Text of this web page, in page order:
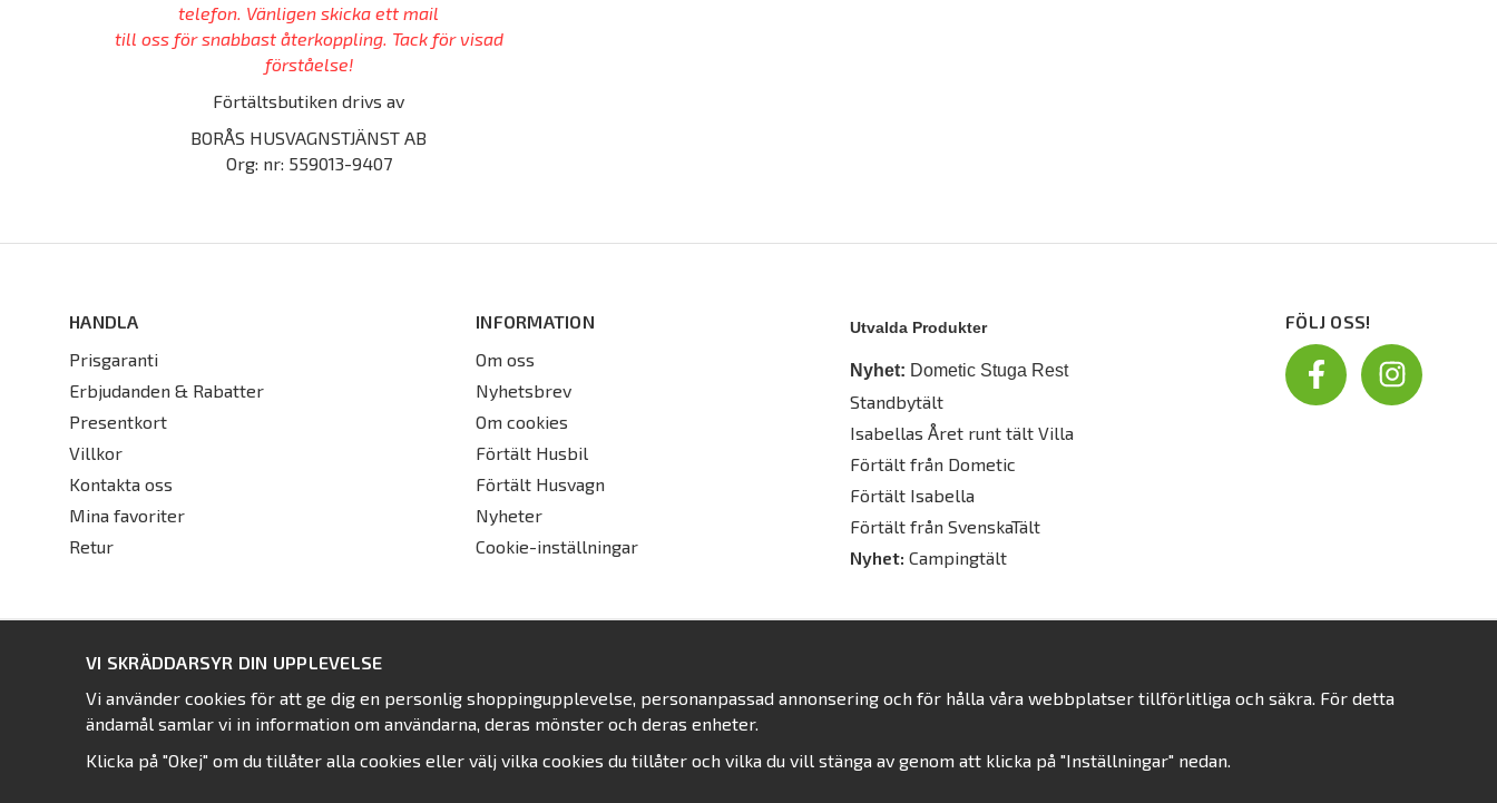
telefon. Vänligen skicka ett mail
till oss för snabbast återkoppling. Tack för visad
förståelse!
Förtältsbutiken drivs av
BORÅS HUSVAGNSTJÄNST AB
Org: nr: 559013-9407
HANDLA
Prisgaranti
Erbjudanden & Rabatter
Presentkort
Villkor
Kontakta oss
Mina favoriter
Retur
INFORMATION
Om oss
Nyhetsbrev
Om cookies
Förtält Husbil
Förtält Husvagn
Nyheter
Cookie-inställningar
Utvalda Produkter
Nyhet: Dometic Stuga Rest
Standbytält
Isabellas Året runt tält Villa
Förtält från Dometic
Förtält Isabella
Förtält från SvenskaTält
Nyhet: Campingtält
FÖLJ OSS!
VI SKRÄDDARSYR DIN UPPLEVELSE
Vi använder cookies för att ge dig en personlig shoppingupplevelse, personanpassad annonsering och för hålla våra webbplatser tillförlitliga och säkra. För detta
ändamål samlar vi in information om användarna, deras mönster och deras enheter.
Klicka på "Okej" om du tillåter alla cookies eller välj vilka cookies du tillåter och vilka du vill stänga av genom att klicka på "Inställningar" nedan.